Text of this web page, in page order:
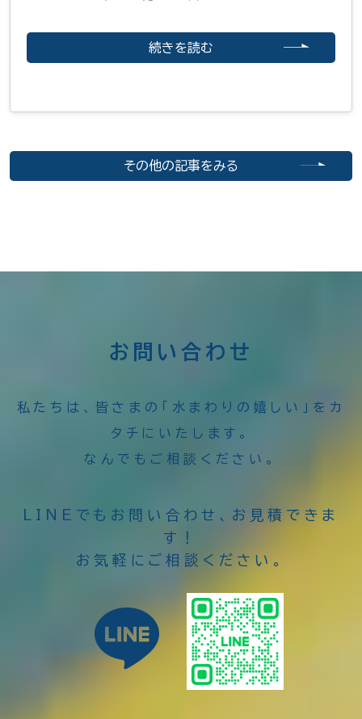
続きを読む
その他の記事をみる
お問い合わせ
私たちは、皆さまの「水まわりの嬉しい」をカ
タチにいたします。
なんでもご相談ください。
LINEでもお問い合わせ、お見積できま
す！
お気軽にご相談ください。